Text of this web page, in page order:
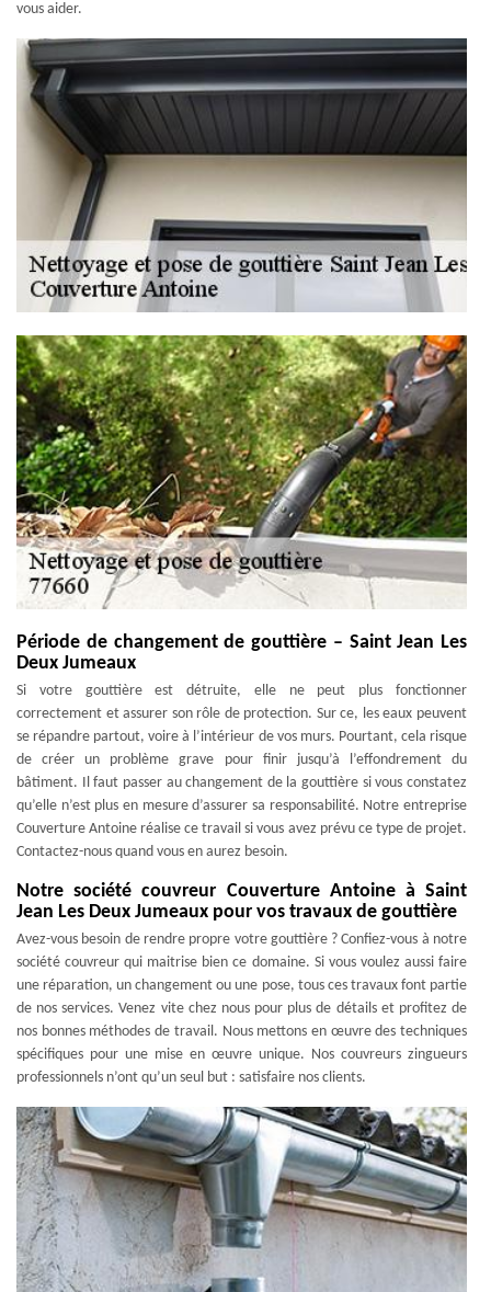
vous aider.
Période de changement de gouttière – Saint Jean Les
Deux Jumeaux
Si votre gouttière est détruite, elle ne peut plus fonctionner
correctement et assurer son rôle de protection. Sur ce, les eaux peuvent
se répandre partout, voire à l’intérieur de vos murs. Pourtant, cela risque
de créer un problème grave pour finir jusqu’à l’effondrement du
bâtiment. Il faut passer au changement de la gouttière si vous constatez
qu’elle n’est plus en mesure d’assurer sa responsabilité. Notre entreprise
Couverture Antoine réalise ce travail si vous avez prévu ce type de projet.
Contactez-nous quand vous en aurez besoin.
Notre société couvreur Couverture Antoine à Saint
Jean Les Deux Jumeaux pour vos travaux de gouttière
Avez-vous besoin de rendre propre votre gouttière ? Confiez-vous à notre
société couvreur qui maitrise bien ce domaine. Si vous voulez aussi faire
une réparation, un changement ou une pose, tous ces travaux font partie
de nos services. Venez vite chez nous pour plus de détails et profitez de
nos bonnes méthodes de travail. Nous mettons en œuvre des techniques
spécifiques pour une mise en œuvre unique. Nos couvreurs zingueurs
professionnels n’ont qu’un seul but : satisfaire nos clients.